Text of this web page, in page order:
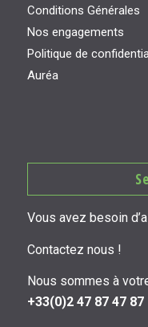
Conditions Générales
Nos engagements
Politique de
Auréa
Vous avez besoin
Contactez nous !
Nous sommes à
+33(0)2 47 87 47 87